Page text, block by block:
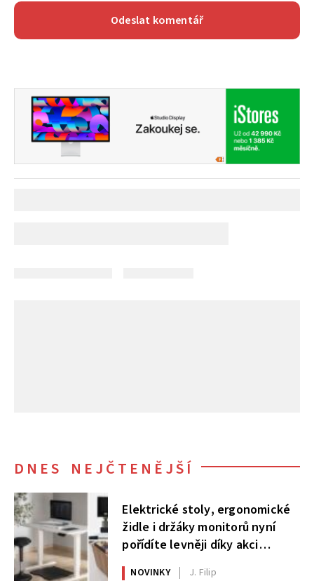
DNES NEJČTENĚJŠÍ
Elektrické stoly, ergonomické
židle i držáky monitorů nyní
pořídíte levněji díky akci
AlzaErgo
NOVINKY J. Filip